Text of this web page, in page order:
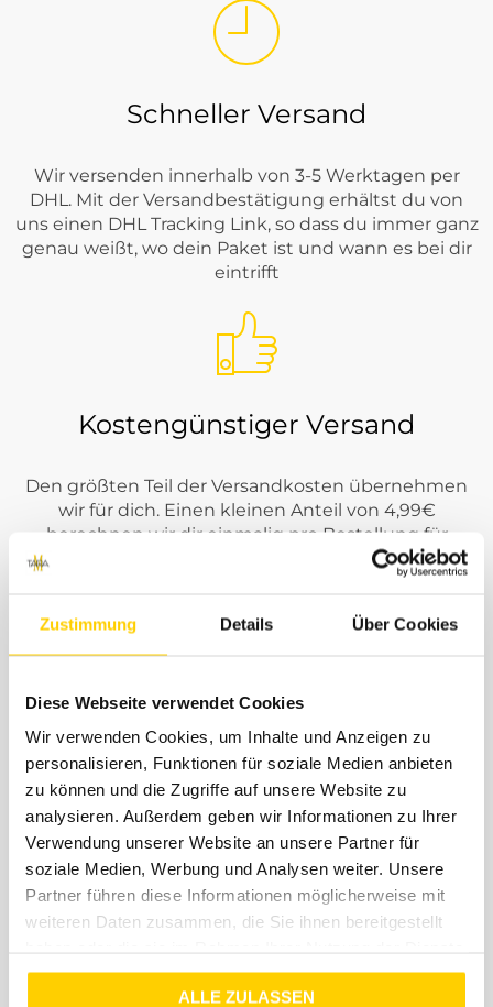
Zustimmung Details Über Cookies
Diese Webseite verwendet Cookies
Wir verwenden Cookies, um Inhalte und Anzeigen zu
personalisieren, Funktionen für soziale Medien anbieten
zu können und die Zugriffe auf unsere Website zu
analysieren. Außerdem geben wir Informationen zu Ihrer
Verwendung unserer Website an unsere Partner für
soziale Medien, Werbung und Analysen weiter. Unsere
Partner führen diese Informationen möglicherweise mit
weiteren Daten zusammen, die Sie ihnen bereitgestellt
gesammelt haben.
ALLE ZULASSEN
Schneller Versand
Wir versenden innerhalb von 3-5 Werktagen per
DHL. Mit der Versandbestätigung erhältst du von
uns einen DHL Tracking Link, so dass du immer ganz
genau weißt, wo dein Paket ist und wann es bei dir
eintrifft
Kostengünstiger Versand
Den größten Teil der Versandkosten übernehmen
wir für dich. Einen kleinen Anteil von 4,99€
berechnen wir dir einmalig pro Bestellung für
angefallene Porto- und Verpackungskosten. Der
Rückversand im Falle einer Retoure ist immer
kostenloses Retourenlabel von DHL bei. ( Innerhalb
Support
Solltest du Fragen, Anregungen oder Beschwerden
haben, dann schreibe uns einfach eine Mail an
shop@tara-m.de. Unser Support-Team steht dir
Stunden beantwortet werden - wenn es einmal